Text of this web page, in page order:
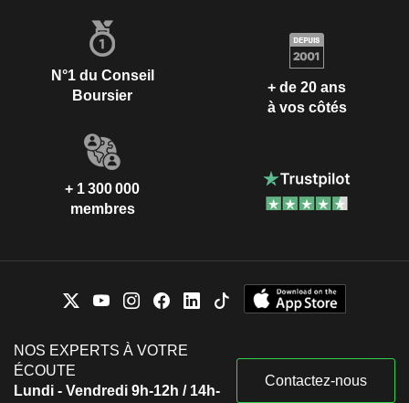
N°1 du Conseil
Boursier
+ de 20 ans
à vos côtés
+ 1 300 000
membres
NOS EXPERTS À VOTRE
ÉCOUTE
Lundi - Vendredi 9h-12h / 14h-
Contactez-nous